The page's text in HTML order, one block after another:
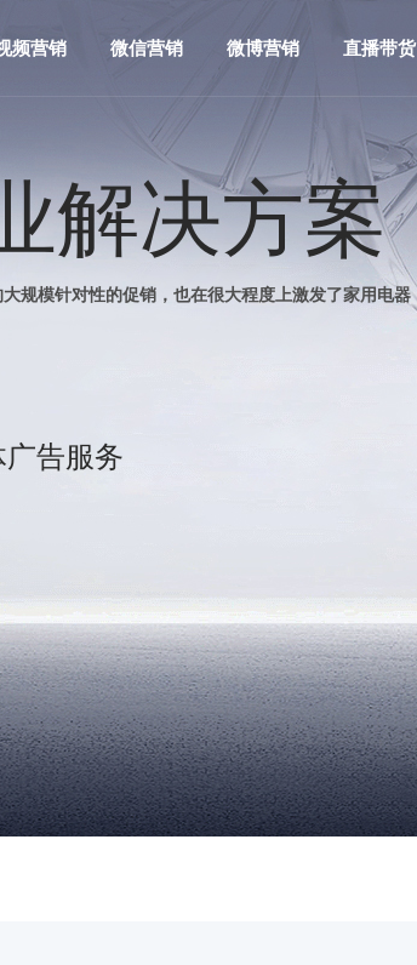
频营销 微信营销 微博营销 直播带货
解决方案
规模针对性的促销，也在很大程度上激发了家用电器
告服务